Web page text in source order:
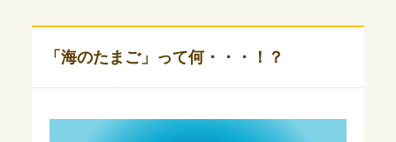
「海のたまご」って何・・・！？